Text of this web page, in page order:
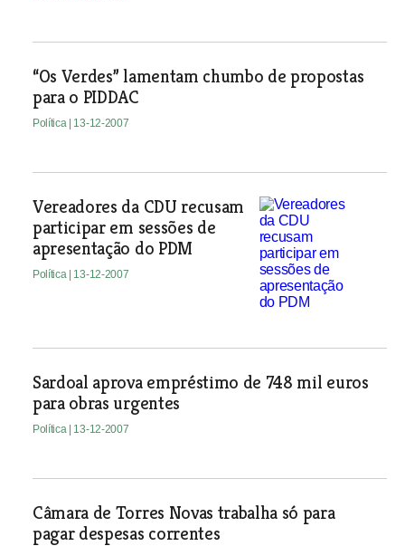
“Os Verdes” lamentam chumbo de propostas
para o PIDDAC
Política | 13-12-2007
Vereadores da CDU recusam
participar em sessões de
apresentação do PDM
Política | 13-12-2007
Sardoal aprova empréstimo de 748 mil euros
para obras urgentes
Política | 13-12-2007
Câmara de Torres Novas trabalha só para
pagar despesas correntes